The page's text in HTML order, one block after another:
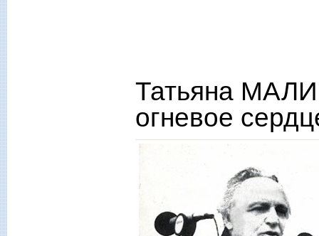
Татьяна
огневое